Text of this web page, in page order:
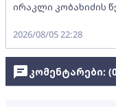
ირაკლი კობახიძის
2026/08/05 22:28
კომენტარები: (